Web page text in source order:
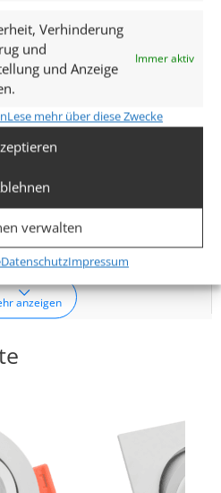
Verhinderung
und
und Anzeige
Immer aktiv
Lese mehr über diese Zwecke
verwalten
DatenschutzImpressum
anzeigen